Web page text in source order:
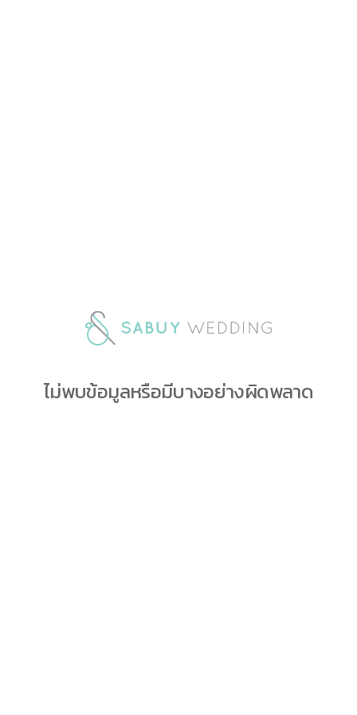
ไม่พบข้อมูลหรือมีบางอย่างผิดพลาด